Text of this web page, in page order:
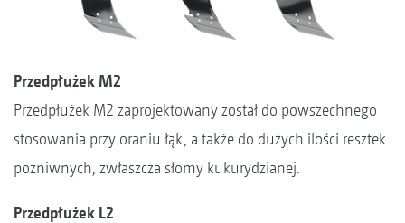
Przedpłużek M2
Przedpłużek M2 zaprojektowany został do powszechnego
stosowania przy oraniu łąk, a także do dużych ilości resztek
pożniwnych, zwłaszcza słomy kukurydzianej.
Przedpłużek L2